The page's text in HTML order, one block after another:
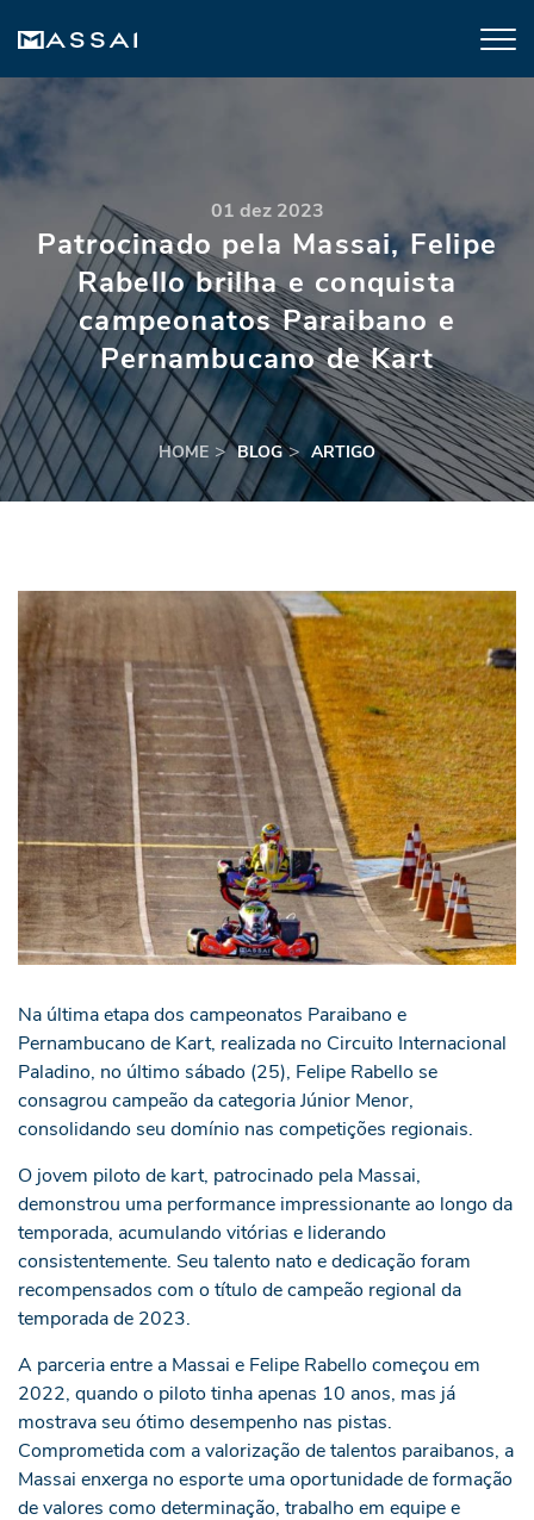
01 dez 2023
Patrocinado pela Massai, Felipe
Rabello brilha e conquista
campeonatos Paraibano e
Pernambucano de Kart
HOME BLOG ARTIGO
Na última etapa dos campeonatos Paraibano e
Pernambucano de Kart, realizada no Circuito Internacional
Paladino, no último sábado (25), Felipe Rabello se
consagrou campeão da categoria Júnior Menor,
consolidando seu domínio nas competições regionais.
O jovem piloto de kart, patrocinado pela Massai,
demonstrou uma performance impressionante ao longo da
temporada, acumulando vitórias e liderando
consistentemente. Seu talento nato e dedicação foram
recompensados com o título de campeão regional da
temporada de 2023.
A parceria entre a Massai e Felipe Rabello começou em
2022, quando o piloto tinha apenas 10 anos, mas já
mostrava seu ótimo desempenho nas pistas.
Comprometida com a valorização de talentos paraibanos, a
Massai enxerga no esporte uma oportunidade de formação
de valores como determinação, trabalho em equipe e